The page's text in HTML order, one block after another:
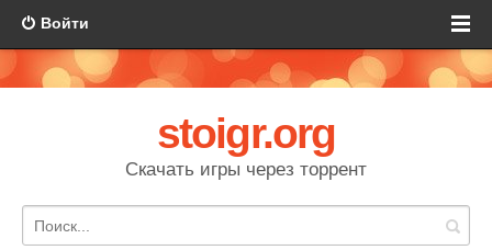
Войти
stoigr.org
Скачать игры через торрент